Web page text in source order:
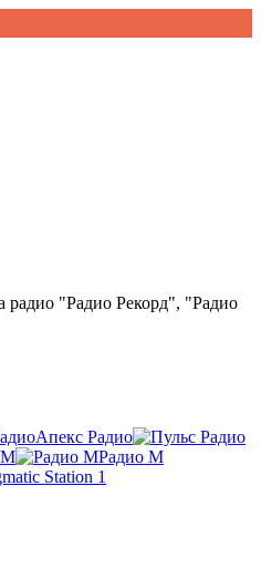
радио "Радио Рекорд", "Радио
Апекс Радио
Радио М
Station 1